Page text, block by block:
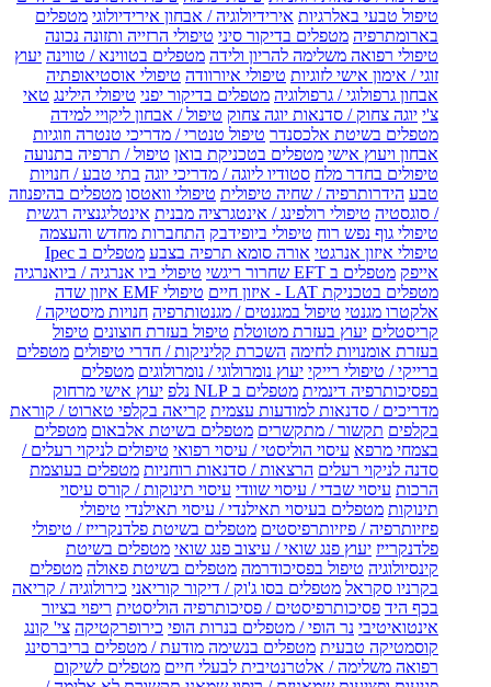
טיפול טבעי באלרגיות אירידיולוגיה / אבחון אירידיולוגי מטפלים
בארומתרפיה מטפלים בדיקור סיני טיפולי הרזייה ותזונה נכונה
טיפולי רפואה משלימה להריון ולידה מטפלים בטווינא / טווינה יעוץ
זוגי / אימון אישי לזוגיות טיפולי איורוודה טיפולי אוסטיאופתיה
אבחון גרפולוגי / גרפולוגיה מטפלים בדיקור יפני טיפולי הילינג טאי
צ'י יוגה צחוק / סדנאות יוגה צחוק טיפול / אבחון ליקויי למידה
מטפלים בשיטת אלכסנדר טיפול טנטרי / מדריכי טנטרה וזוגיות
אבחון ויעוץ אישי מטפלים בטכניקת בואן טיפול / תרפיה בתנועה
טיפולים בחדר מלח סטודיו ליוגה / מדריכי יוגה בתי טבע / חנויות
טבע הידרותרפיה / שחיה טיפולית טיפולי וואטסו מטפלים בהיפנוזה
/ סוגסטיה טיפולי רולפינג / אינטגרציה מבנית אינטליגנציה רגשית
טיפולי גוף נפש רוח טיפולי ביופידבק התחברות מחדש והעצמה
טיפולי איזון אנרגטי אורה סומא תרפיה בצבע
מטפלים ב Ipec
אייפק מטפלים ב EFT שחרור ריגשי
טיפולי ביו אנרגיה / ביואנרגיה
מטפלים בטכניקת LAT - איזון חיים
טיפולי EMF איזון שדה
אלקטרו מגנטי טיפול במגנטים / מגנטותרפיה חנויות מיסטיקה /
קריסטלים יעוץ בעזרת מטוטלת טיפול בעזרת חוצונים טיפול
בעזרת אומנויות לחימה השכרת קליניקות / חדרי טיפולים מטפלים
ברייקי / טיפולי רייקי יעוץ נומרולוגי / נומרולוגים מטפלים
בפסיכותרפיה דינמית מטפלים ב NLP נלפ
יעוץ אישי מרחוק
מדריכים / סדנאות למודעות עצמית קריאה בקלפי טארוט / קוראת
בקלפים תקשור / מתקשרים מטפלים בשיטת אלבאום מטפלים
בצמחי מרפא עיסוי הוליסטי / עיסוי רפואי טיפולים לניקוי רעלים /
סדנה לניקוי רעלים הרצאות / סדנאות רוחניות מטפלים בעוצמת
הרכות עיסוי שבדי / עיסוי שוודי עיסוי תינוקות / קורס עיסוי
תינוקות מטפלים בעיסוי תאילנדי / עיסוי תאילנדי טיפולי
פיזיותרפיה / פיזיותרפיסטים מטפלים בשיטת פלדנקרייז / טיפולי
פלדנקרייז יעוץ פנג שואי / עיצוב פנג שואי מטפלים בשיטת
קינסיולוגיה טיפול בפסיכודרמה מטפלים בשיטת פאולה מטפלים
בקרניו סקראל מטפלים בסו ג'וק / דיקור קוריאני כירולוגיה / קריאה
בכף היד פסיכותרפיסטים / פסיכותרפיה הוליסטית ריפוי בציור
אינטואיטיבי נר הופי / מטפלים בנרות הופי כירופרקטיקה צי' קונג
קוסמטיקה טבעית מטפלים בנשימה מודעת / מטפלים בריברסינג
רפואה משלימה / אלטרנטיבית לבעלי חיים מטפלים לשיקום